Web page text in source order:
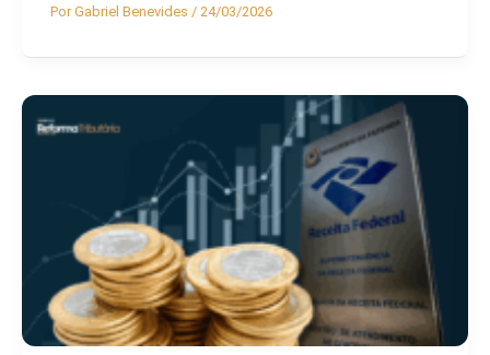
PorGabriel Benevides / 24/03/2026